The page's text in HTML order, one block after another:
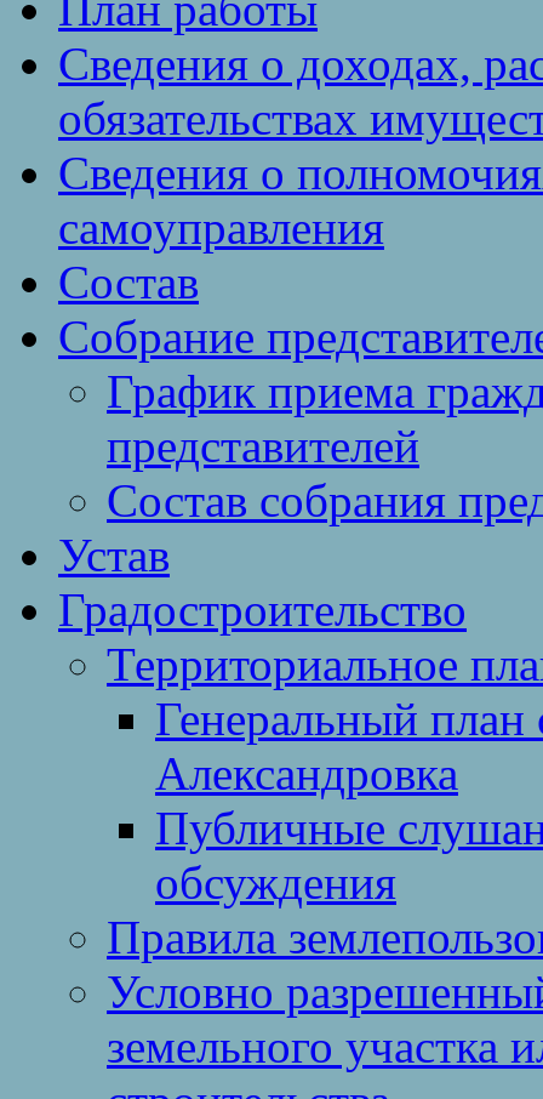
Сведения о доходах,
обязательствах
Сведения о
самоуправления
Состав
Собрание
График приема
представителей
Состав собрания
Устав
Градостроительство
Территориальное
Генеральный план
Александровка
Публичные
обсуждения
Правила
Условно
земельного участка